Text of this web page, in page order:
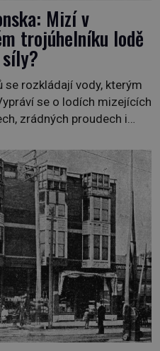
Mizí v
trojúhelníku lodě
rozkládají vody, kterým
se o lodích mizejících
zrádných proudech i
Dračí trojúhelník
nebo se zde jen
v jednu z
[…]